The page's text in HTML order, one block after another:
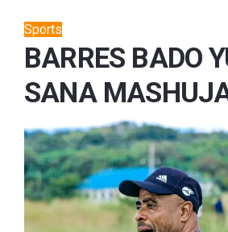
Sports
BARRES BADO
SANA